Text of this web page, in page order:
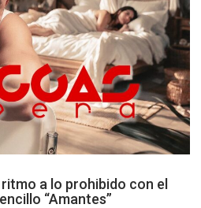
a lo prohibido con el
“Amantes”